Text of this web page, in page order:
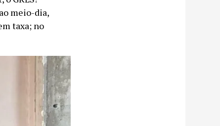
meio-dia,
taxa; no